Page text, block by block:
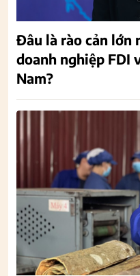
Đâu là rào cản lớn
doanh nghiệp FDI
Nam?